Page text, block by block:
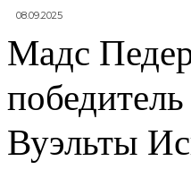
08.09.2025
Мадс
Вуэльты